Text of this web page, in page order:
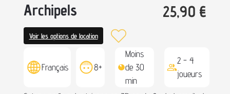
Archipels 25,90 €
Voir les options de location
Français 8+
Moins
de 30
min
2 - 4
joueurs